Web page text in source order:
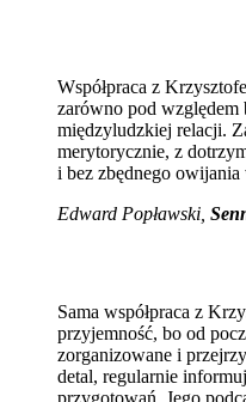
Współpraca z
zarówno pod względem
międzyludzkiej relacji.
merytorycznie, z
i bez zbędnego owijania
Edward Popławski,
Sama współpraca z
przyjemność, bo od
zorganizowane i
detal, regularnie
przygotowań. Jego